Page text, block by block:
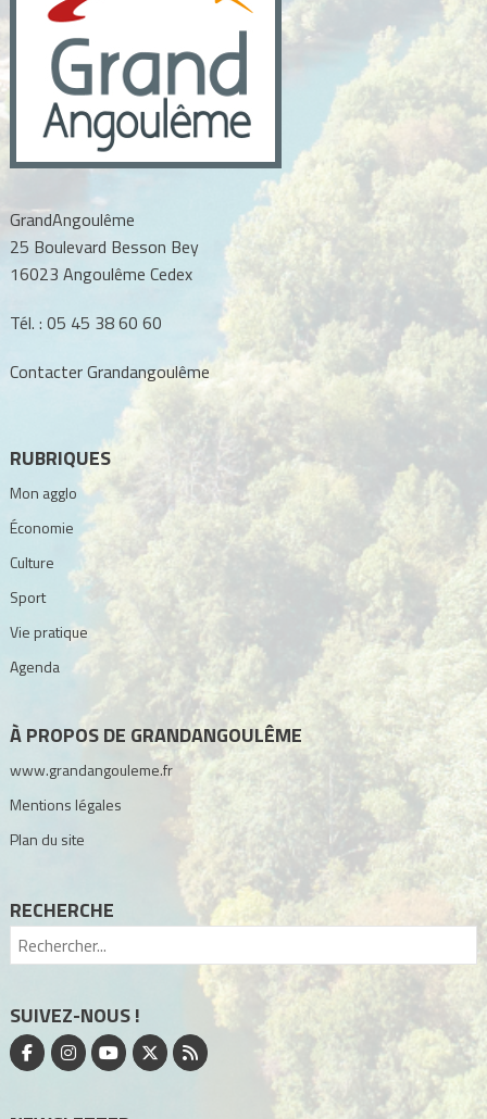
GrandAngoulême
25 Boulevard Besson Bey
16023 Angoulême Cedex
Tél. : 05 45 38 60 60
Contacter Grandangoulême
RUBRIQUES
Mon agglo
Économie
Culture
Sport
Vie pratique
Agenda
À PROPOS DE GRANDANGOULÊME
www.grandangouleme.fr
Mentions légales
Plan du site
RECHERCHE
SUIVEZ-NOUS !